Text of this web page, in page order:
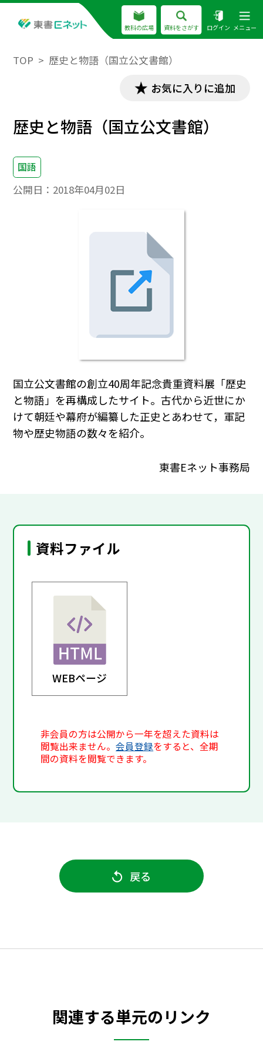
教科の広場 資料をさがす ログイン メニュー
TOP 歴史と物語（国立公文書館）
お気に入りに追加
歴史と物語（国立公文書館）
国語
公開日： 2018年04月02日
国立公文書館の創立40周年記念貴重資料展「歴史
と物語」を再構成したサイト。古代から近世にか
けて朝廷や幕府が編纂した正史とあわせて，軍記
物や歴史物語の数々を紹介。
東書Eネット事務局
資料ファイル
WEBページ
非会員の方は公開から一年を超えた資料は
閲覧出来ません。会員登録をすると、全期
間の資料を閲覧できます。
戻る
関連する単元のリンク